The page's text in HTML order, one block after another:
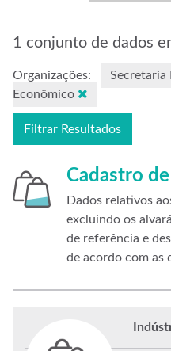
1 conjunto de dados
Organizações:
Secretaria
Econômico
Filtrar Resultados
Cadastro
Dados relativos
excluindo os
de referência e
de acordo com as